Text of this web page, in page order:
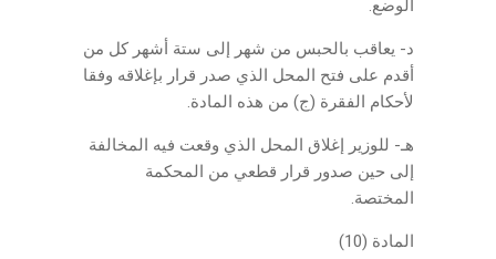
الوضع.
د- يعاقب بالحبس من شهر إلى ستة أشهر كل من
أقدم على فتح المحل الذي صدر قرار بإغلاقه وفقا
لأحكام الفقرة (ج) من هذه المادة.
هـ- للوزير إغلاق المحل الذي وقعت فيه المخالفة
إلى حين صدور قرار قطعي من المحكمة
المختصة.
المادة (10)